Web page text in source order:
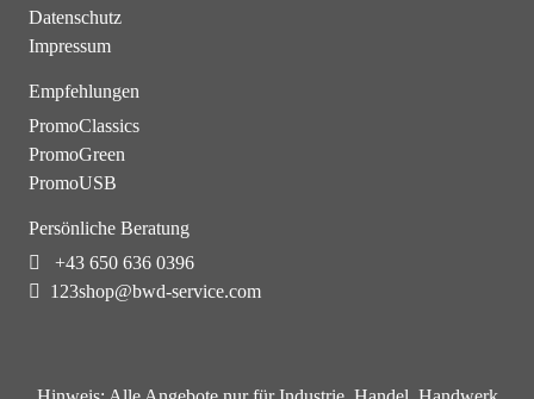
Datenschutz
Impressum
Empfehlungen
PromoClassics
PromoGreen
PromoUSB
Persönliche Beratung
+43 650 636 0396
123shop@bwd-service.com